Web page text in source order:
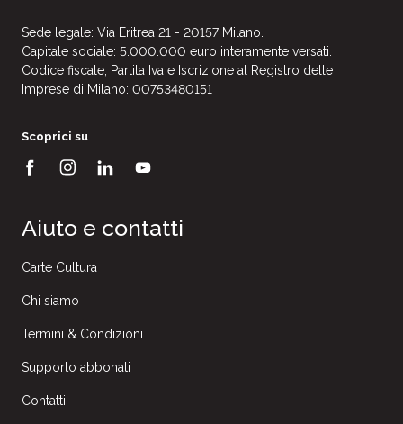
Sede legale: Via Eritrea 21 - 20157 Milano.
Capitale sociale: 5.000.000 euro interamente versati.
Codice fiscale, Partita Iva e Iscrizione al Registro delle
Imprese di Milano: 00753480151
Scoprici su
Aiuto e contatti
Carte Cultura
Chi siamo
Termini & Condizioni
Supporto abbonati
Contatti